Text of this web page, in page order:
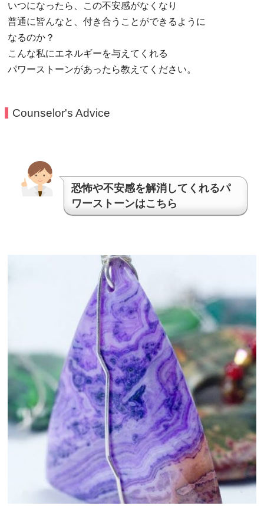
いつになったら、この不安感がなくなり
普通に皆んなと、付き合うことができるように
なるのか？
こんな私にエネルギーを与えてくれる
パワーストーンがあったら教えてください。
Counselor's Advice
恐怖や不安感を解消してくれるパ
ワーストーンはこちら